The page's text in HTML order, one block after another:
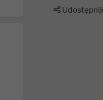
Udostępnij